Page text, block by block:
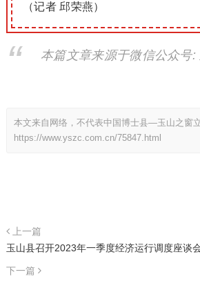
（记者 邱荣燕）
本篇文章来源于微信公众号:
本文来自网络，不代表中国博士县—玉山之窗
https://www.yszc.com.cn/75847.html
上一篇
玉山县召开2023年一季度经济运行调度座谈
下一篇